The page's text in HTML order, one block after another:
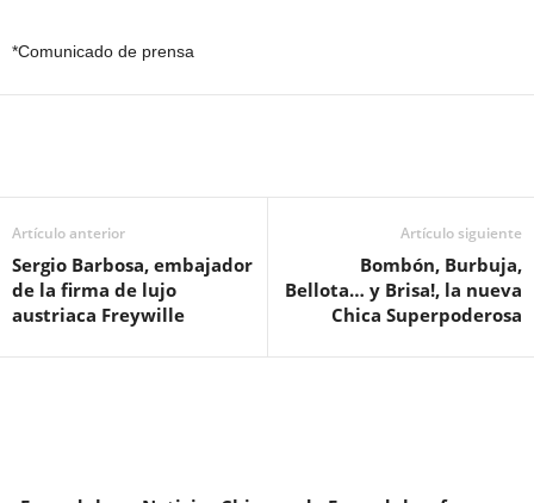
*Comunicado de prensa
Artículo anterior
Sergio Barbosa, embajador
de la firma de lujo
austriaca Freywille
Artículo siguiente
Bombón, Burbuja,
Bellota… y Brisa!, la nueva
Chica Superpoderosa